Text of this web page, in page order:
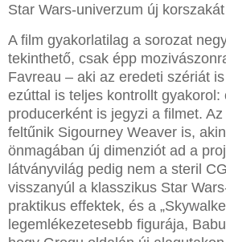
Star Wars-univerzum új
A film gyakorlatilag a sorozat
tekinthető, csak épp
Favreau – aki az eredeti szériát
ezúttal is teljes kontrollt
producerként is jegyzi a filmet.
feltűnik Sigourney Weaver is,
önmagában új dimenziót ad a
látványvilág pedig nem a steril
visszanyúl a klasszikus Star
praktikus effektek, és a
legemlékezetesebb figurája,